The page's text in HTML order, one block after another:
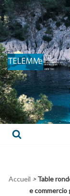
Aller
au
contenu
Accueil > Table
e commercio